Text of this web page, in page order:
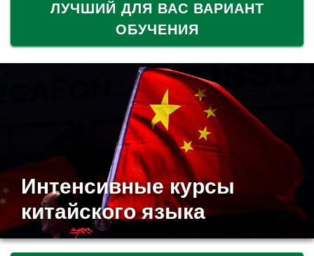
ЛУЧШИЙ ДЛЯ ВАС ВАРИАНТ
ОБУЧЕНИЯ
Интенсивные курсы
китайского языка